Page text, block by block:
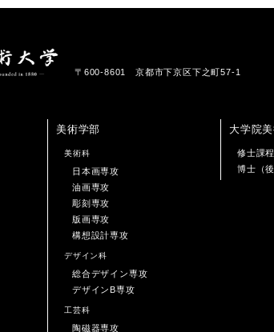
〒600-8601 京都市下京区下之町57-1
美術学部
美術科
日本画専攻
油画専攻
彫刻専攻
版画専攻
構想設計専攻
デザイン科
総合デザイン専攻
デザインB専攻
工芸科
陶磁器専攻
大学院
修士課程
博士（